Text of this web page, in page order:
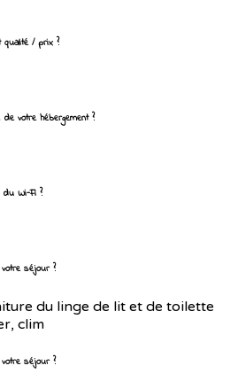
qualité / prix ?
votre hébergement ?
du Wi-Fi ?
séjour ?
du linge de lit et de toilette
clim
séjour ?